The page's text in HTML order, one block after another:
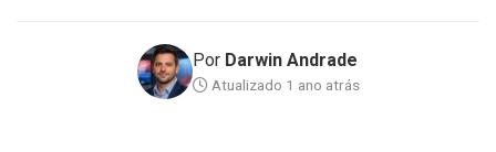
Por Darwin Andrade
Atualizado 1 ano atrás